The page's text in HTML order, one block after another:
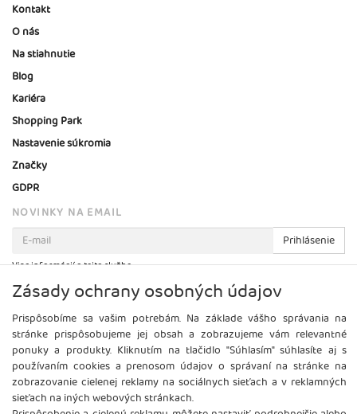
Kontakt
O nás
Na stiahnutie
Blog
Kariéra
Shopping Park
Nastavenie súkromia
Značky
GDPR
NOVINKY NA EMAIL
Prihlásenie
Viac informácií o tejto službe
Zásady ochrany osobných údajov
Prispôsobíme sa vašim potrebám. Na základe vášho správania na
stránke prispôsobujeme jej obsah a zobrazujeme vám relevantné
ponuky a produkty. Kliknutím na tlačidlo "Súhlasím" súhlasíte aj s
používaním cookies a prenosom údajov o správaní na stránke na
zobrazovanie cielenej reklamy na sociálnych sieťach a v reklamných
sieťach na iných webových stránkach.